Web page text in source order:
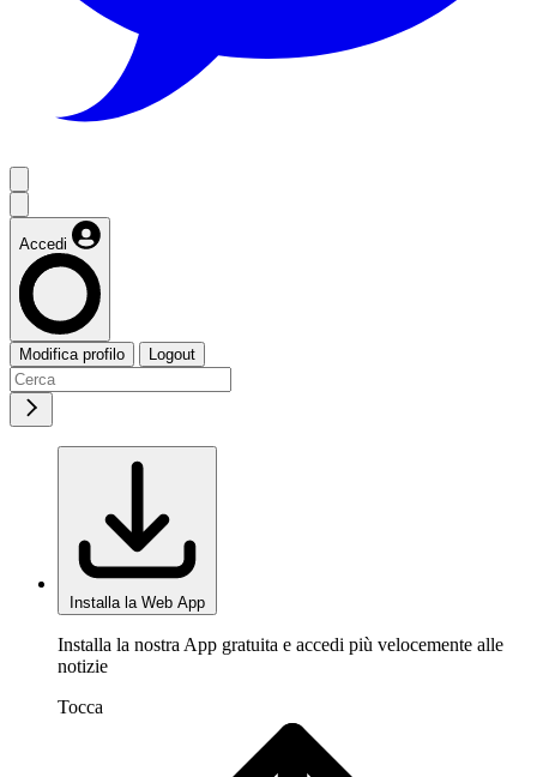
Accedi
Modifica profilo Logout
Installa la Web App
Installa la nostra App gratuita e accedi più velocemente alle
notizie
Tocca